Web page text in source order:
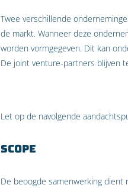
Twee verschillende
de markt. Wanneer deze
worden vormgegeven. Dit kan
De joint venture-partners blijven
Let op de navolgende
Scope
De beoogde samenwerking dient